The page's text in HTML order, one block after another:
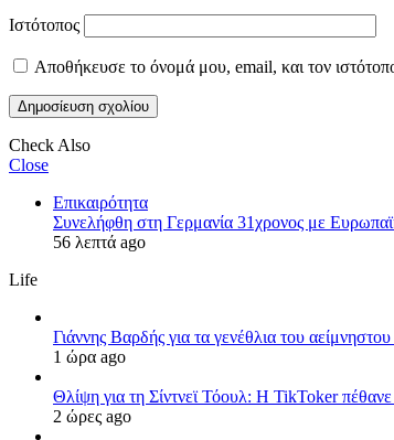
Ιστότοπος
Αποθήκευσε το όνομά μου, email, και τον
Check Also
Close
Επικαιρότητα
Συνελήφθη στη Γερμανία 31χρονος με
56 λεπτά ago
Life
Γιάννης Βαρδής για τα γενέθλια του
1 ώρα ago
Θλίψη για τη Σίντνεϊ Τόουλ: Η TikToker
2 ώρες ago